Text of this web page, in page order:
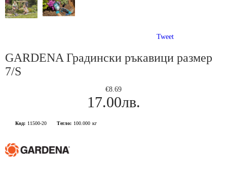
Tweet
GARDENA Градински ръкавици размер
7/S
€8.69
17.00лв.
Код: 11500-20 Тегло: 100.000 кг